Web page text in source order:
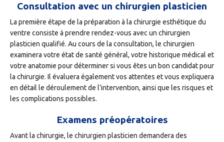
Consultation avec un chirurgien plasticien
La première étape de la préparation à la chirurgie esthétique du
ventre consiste à prendre rendez-vous avec un chirurgien
plasticien qualifié. Au cours de la consultation, le chirurgien
examinera votre état de santé général, votre historique médical et
votre anatomie pour déterminer si vous êtes un bon candidat pour
la chirurgie. Il évaluera également vos attentes et vous expliquera
en détail le déroulement de l’intervention, ainsi que les risques et
les complications possibles.
Examens préopératoires
Avant la chirurgie, le chirurgien plasticien demandera des